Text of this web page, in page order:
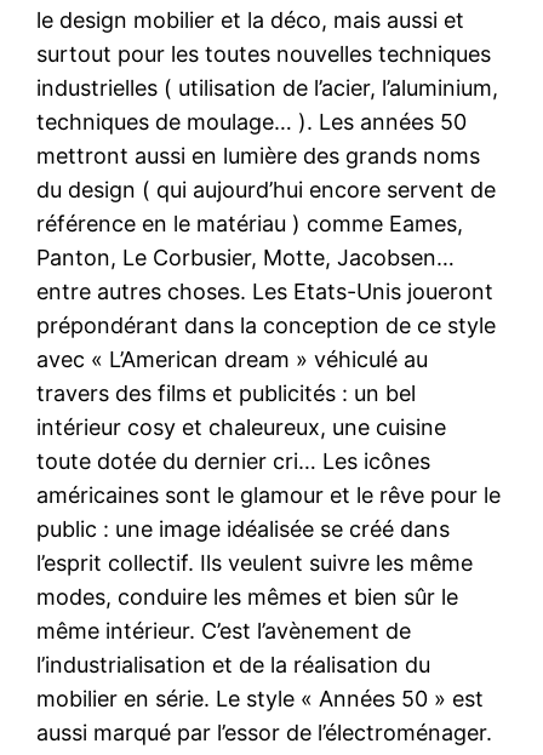
le design mobilier et la déco, mais aussi et
surtout pour les toutes nouvelles techniques
industrielles ( utilisation de l’acier, l’aluminium,
techniques de moulage… ). Les années 50
mettront aussi en lumière des grands noms
du design ( qui aujourd’hui encore servent de
référence en le matériau ) comme Eames,
Panton, Le Corbusier, Motte, Jacobsen…
entre autres choses. Les Etats-Unis joueront
prépondérant dans la conception de ce style
avec « L’American dream » véhiculé au
travers des films et publicités : un bel
intérieur cosy et chaleureux, une cuisine
toute dotée du dernier cri… Les icônes
américaines sont le glamour et le rêve pour le
public : une image idéalisée se créé dans
l’esprit collectif. Ils veulent suivre les même
modes, conduire les mêmes et bien sûr le
même intérieur. C’est l’avènement de
l’industrialisation et de la réalisation du
mobilier en série. Le style « Années 50 » est
aussi marqué par l’essor de l’électroménager.